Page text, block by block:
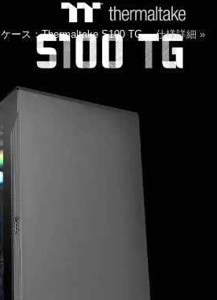
ケース：Thermaltake S100 TG仕様詳細 »